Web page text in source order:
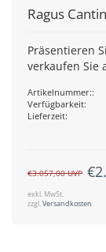
Ragus
Präsentieren
verkaufen Sie
Artikelnummer::
Verfügbarkeit:
Lieferzeit:
€3.057,00UVP
exkl. MwSt.
zzgl.Versandkosten